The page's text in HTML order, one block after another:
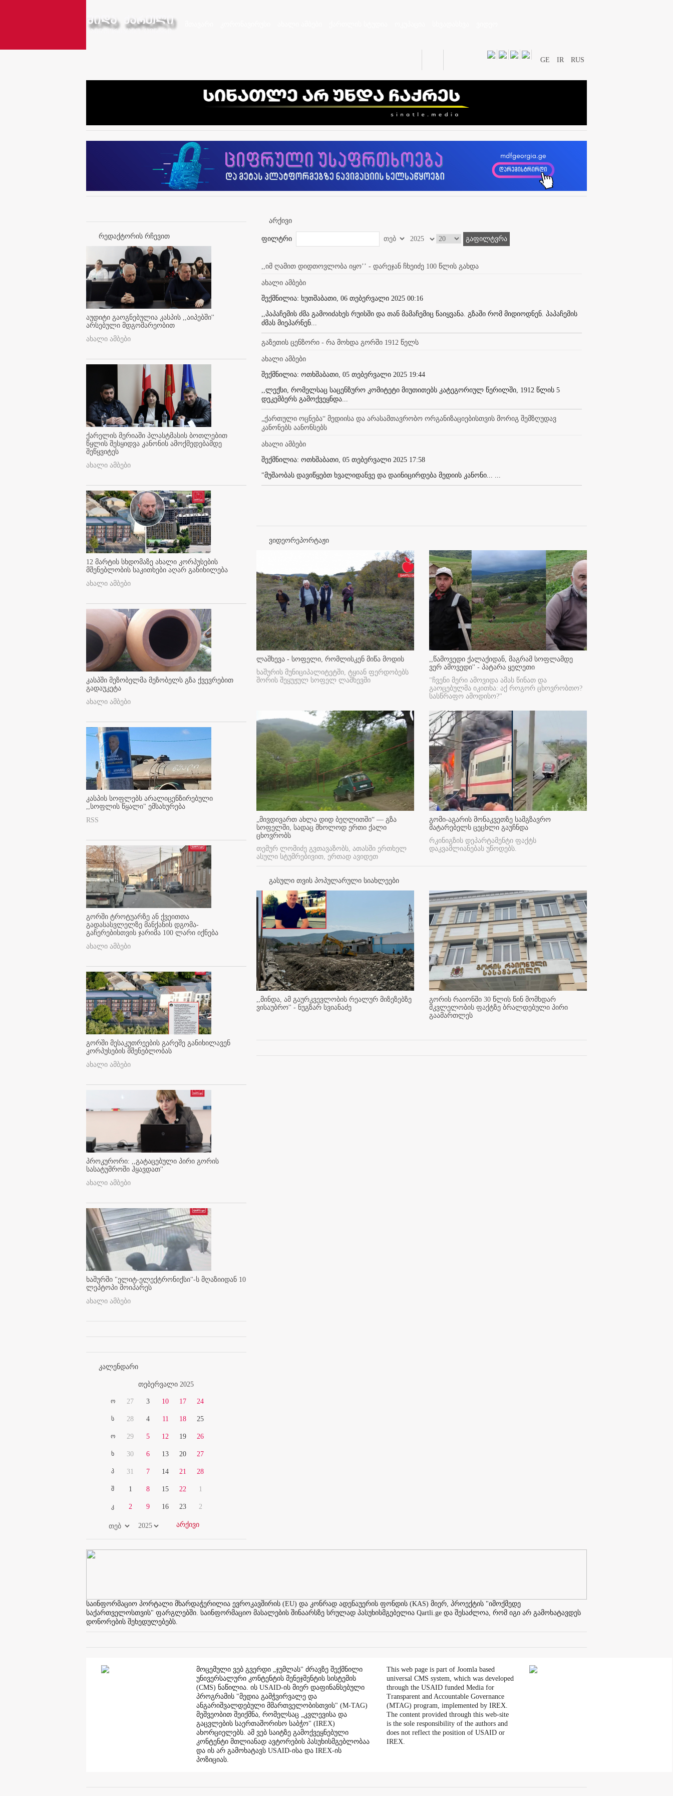
GE IR RUS
რედაქტორის რჩევით
აუდიტი გაოგნებულია კასპის ,,აიპებში''
არსებული მდგომარეობით
ახალი ამბები
ქარელის მერიაში პლასტმასის ბოთლებით
წყლის შესყიდვა კანონის ამოქმედებამდე
შეწყვიტეს
ახალი ამბები
12 მარტის სხდომაზე ახალი კორპუსების
მშენებლობის საკითხები აღარ განიხილება
ახალი ამბები
კასპში მეზობელმა მეზობელს გზა ქვევრებით
გადაუკეტა
ახალი ამბები
კასპის სოფლებს არალიცენზირებული
,,სოფლის წყალი" ემსახურება
RSS
გორში ტროტუარზე ან ქვეითთა
გადასასვლელზე მანქანის დგომა-
გაჩერებისთვის ჯარიმა 100 ლარი იქნება
ახალი ამბები
გორში მესაკუთრეების გარეშე განიხილავენ
კორპუსების მშენებლობას
ახალი ამბები
პროკურორი: ,,გატაცებული პირი გორის
სასატუმროში ჰყავდათ''
ახალი ამბები
ხაშურში "ელიტ-ელექტრონიქსი"-ს მღაზიიდან 10
ლეპტოპი მოიპარეს
ახალი ამბები
კალენდარი
თებერვალი 2025
ო
ს
ო
ხ
პ
შ
კ
27
28
29
30
31
1
2
3
4
5
6
7
8
9
10
11
12
13
14
15
16
17
18
19
20
21
22
23
24
25
26
27
28
1
2
არქივი
ფილტრი გაფილტვრა
,,იმ ღამით დიდთოვლობა იყო’’ - დარეჯან ჩხეიძე 100 წლის გახდა
ახალი ამბები
შექმნილია: ხუთშაბათი, 06 თებერვალი 2025 00:16
,,პაპაჩემის ძმა გამოიძახეს რუისში და თან მამაჩემიც წაიყვანა. გზაში რომ მიდიოდნენ. პაპაჩემის
ძმას მიეპარნენ...
გაზეთის ცენზორი - რა მოხდა გორში 1912 წელს
ახალი ამბები
შექმნილია: ოთხშაბათი, 05 თებერვალი 2025 19:44
,,ლექსი, რომელსაც საცენზურო კომიტეტი მიუთითებს კატეგორიულ წერილში, 1912 წლის 5
დეკემბერს გამოქვეყნდა...
„ქართული ოცნება“ მედიისა და არასამთავრობო ორგანიზაციებისთვის მორიგ შემზღუდავ
კანონებს აანონსებს
ახალი ამბები
შექმნილია: ოთხშაბათი, 05 თებერვალი 2025 17:58
"მუშაობას დავიწყებთ ხვალიდანვე და დაინიცირდება მედიის კანონი... ...
ვიდეორეპორტაჟი
ლაშხევა - სოფელი, რომლისკენ მიწა მოდის
ხაშურის მუნიციპალიტეტში, ტყიან ფერდობებს
შორის შეყუჟულ სოფელ ლაშხევში
,,წამოვედი ქალაქიდან, მაგრამ სოფლამდე
ვერ ამოვედი'' - პატარა ყელეთი
"ჩვენი მერი ამოვიდა ამას წინათ და
გაოცებულმა იკითხა: აქ როგორ ცხოვრობთო?
სასწრაფო ამოდისო?"
„მივდივართ ახლა დიდ ბეღლითში“ — გზა
სოფელში, სადაც მხოლოდ ერთი ქალი
ცხოვრობს
თემურ ლომიძე გვთავაზობს, ათასში ერთხელ
ასული სტუმრებივით, ერთად ავიდეთ
გომი-აგარის მონაკვეთზე სამგზავრო
მატარებელს ცეცხლი გაუჩნდა
რკინიგზის დეპარტამენტი ფაქტს
დაკვამლიანებას უწოდებს.
გასული თვის პოპულარული სიახლეები
,,მინდა, ამ გაურკვევლობის რეალურ მიზეზებზე
ვისაუბრო'' - ნუგზარ სვიანაძე
გორის რაიონში 30 წლის წინ მომხდარ
მკვლელობის ფაქტზე ბრალდებული პირი
გაამართლეს
საინფორმაციო პორტალი მხარდაჭერილია ევროკავშირის (EU) და კონრად ადენაუერის ფონდის (KAS) მიერ, პროექტის "იმოქმედე
საქართველოსთვის" ფარგლებში. საინფორმაციო მასალების შინაარსზე სრულად პასუხისმგებელია Qartli.ge და შესაძლოა, რომ იგი არ გამოხატავდეს
დონორების შეხედულებებს.
მოცემული ვებ გვერდი „ჯუმლას" ძრავზე შექმნილი
უნივერსალური კონტენტის მენეჯმენტის სისტემის
(CMS) ნაწილია. ის USAID-ის მიერ დაფინანსებული
პროგრამის "მედია გამჭვირვალე და
ანგარიშვალდებული მმართველობისთვის" (M-TAG)
მეშვეობით შეიქმნა, რომელსაც „კვლევისა და
გაცვლების საერთაშორისო საბჭო" (IREX)
ახორციელებს. ამ ვებ საიტზე გამოქვეყნებული
კონტენტი მთლიანად ავტორების პასუხისმგებლობაა
და ის არ გამოხატავს USAID-ისა და IREX-ის
პოზიციას.
This web page is part of Joomla based
universal CMS system, which was developed
through the USAID funded Media for
Transparent and Accountable Governance
(MTAG) program, implemented by IREX.
The content provided through this web-site
is the sole responsibility of the authors and
does not reflect the position of USAID or
IREX.